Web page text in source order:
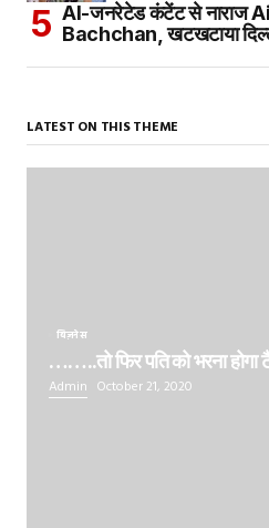
AI-जनरेटेड कंटेंट से नाराज
Bachchan, खटखटाया
LATEST ON THIS THEME
बिज़नेस
……..तो फिर पति को भरना होगा
Admin October 21, 2020